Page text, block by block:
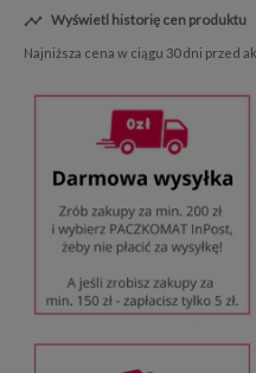
 Wyświetl historię cen produktu
Najniższa cena w ciągu 30 dni przed